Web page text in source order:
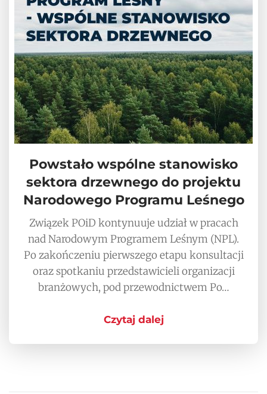
Powstało wspólne stanowisko
sektora drzewnego do projektu
Narodowego Programu Leśnego
Związek POiD kontynuuje udział w pracach
nad Narodowym Programem Leśnym (NPL).
Po zakończeniu pierwszego etapu konsultacji
oraz spotkaniu przedstawicieli organizacji
branżowych, pod przewodnictwem Po…
Czytaj dalej